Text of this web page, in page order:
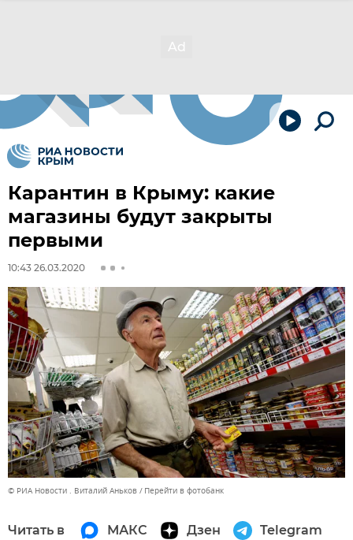
Карантин в Крыму: какие
магазины будут закрыты
первыми
10:43 26.03.2020
© РИА Новости . Виталий Аньков Перейти в фотобанк
Читать в МАКС Дзен Telegram